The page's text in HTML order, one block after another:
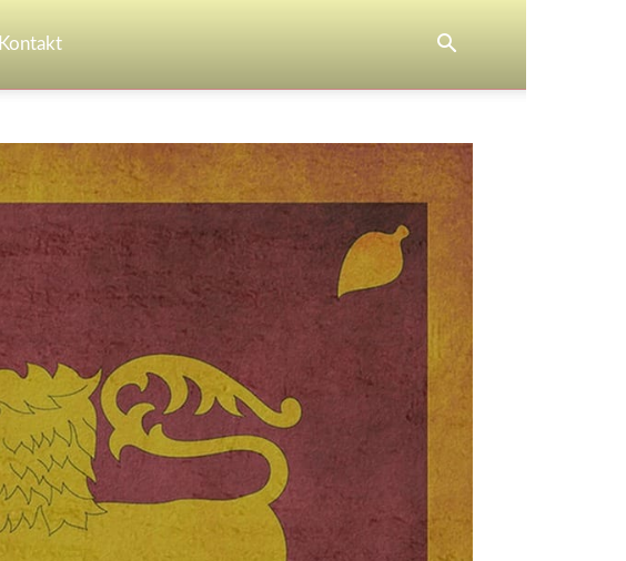
Kontakt